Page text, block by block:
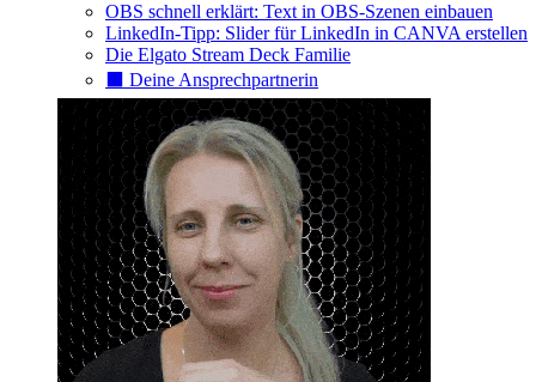
OBS schnell erklärt: Text in OBS-Szenen einbauen
LinkedIn-Tipp: Slider für LinkedIn in CANVA erstellen
Die Elgato Stream Deck Familie
⬛️ Deine Ansprechpartnerin